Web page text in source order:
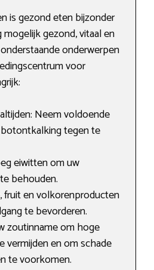
is gezond eten bijzonder
gezond, vitaal en
onderwerpen
voor
Neem voldoende
tegen te
eiwitten om uw
behouden.
fruit en volkorenproducten
te bevorderen.
zoutinname om hoge
vermijden en om schade
te voorkomen.